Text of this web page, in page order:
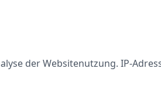
der Websitenutzung. IP-